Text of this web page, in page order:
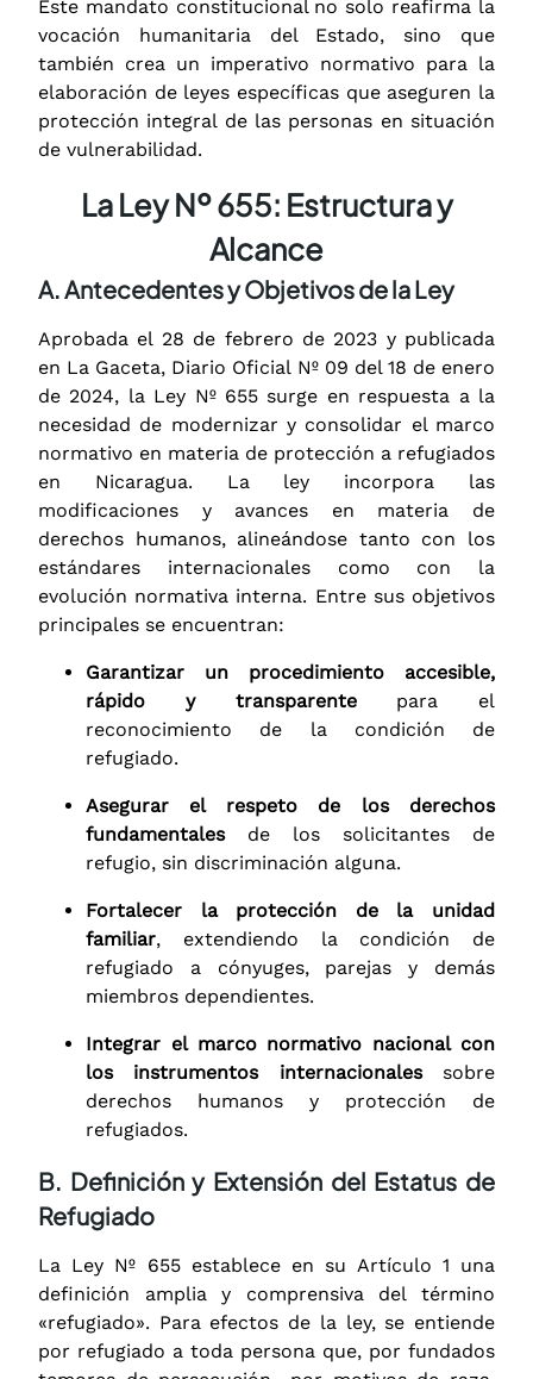
Este mandato constitucional no solo reafirma la
vocación humanitaria del Estado, sino que
también crea un imperativo normativo para la
elaboración de leyes específicas que aseguren la
protección integral de las personas en situación
de vulnerabilidad.
La Ley Nº 655: Estructura y
Alcance
A. Antecedentes y Objetivos de la Ley
Aprobada el 28 de febrero de 2023 y publicada
en La Gaceta, Diario Oficial Nº 09 del 18 de enero
de 2024, la Ley Nº 655 surge en respuesta a la
necesidad de modernizar y consolidar el marco
normativo en materia de protección a refugiados
en Nicaragua. La ley incorpora las
modificaciones y avances en materia de
derechos humanos, alineándose tanto con los
estándares internacionales como con la
evolución normativa interna. Entre sus objetivos
principales se encuentran:
Garantizar un procedimiento accesible,
rápido y transparentepara el
reconocimiento de la condición de
refugiado.
Asegurar el respeto de los derechos
fundamentalesde los solicitantes de
refugio, sin discriminación alguna.
Fortalecer la protección de la unidad
familiar, extendiendo la condición de
refugiado a cónyuges, parejas y demás
miembros dependientes.
Integrar el marco normativo nacional con
los instrumentos internacionalessobre
derechos humanos y protección de
refugiados.
B. Definición y Extensión del Estatus de
Refugiado
La Ley Nº 655 establece en su Artículo 1 una
definición amplia y comprensiva del término
«refugiado». Para efectos de la ley, se entiende
por refugiado a toda persona que, por fundados